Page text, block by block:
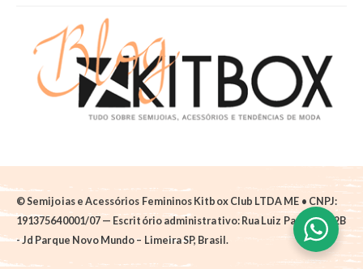
© Semijoias e Acessórios Femininos Kitbox Club LTDA ME • CNPJ:
191375640001/07 — Escritório administrativo: Rua Luiz Pantano, 62B
- Jd Parque Novo Mundo – Limeira SP, Brasil.